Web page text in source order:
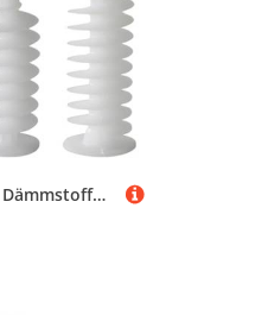
125mm / 25 Stück Dämmstoffdübel Dübel WDVS Hartschaumdübel zum wärmebrückenfreien Befestigen von Briefkästen Lampen Bewegungsmeldern in Dämmplatten